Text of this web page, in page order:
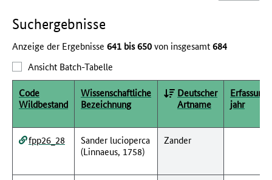
Such­ergebnisse
Anzeige der Ergebnisse 641 bis 650von insgesamt684
Ansicht Batch-Tabelle
Code
Wildbestand
Wissenschaftliche
Bezeichnung
Deutscher
Artname
jahr
fpp26_28
Sander lucioperca
(Linnaeus, 1758)
Zander